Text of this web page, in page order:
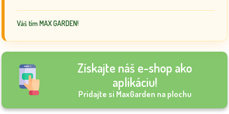
Váš tím MAX GARDEN!
Získajte náš e-shop ako
aplikáciu!
Pridajte si MaxGarden na plochu